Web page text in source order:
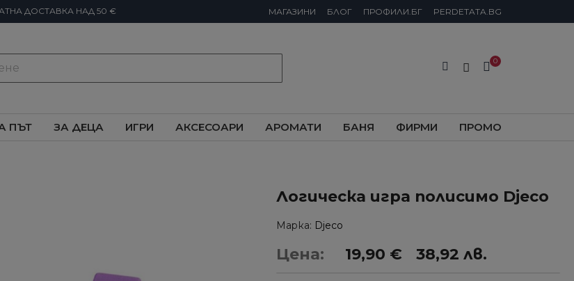
ДОСТАВКА НАД 50 € МАГАЗИНИ БЛОГ ПРОФИЛИ.БГ PERDETATA.BG
ПЪТ ЗА ДЕЦА ИГРИ АКСЕСОАРИ АРОМАТИ БАНЯ ФИРМИ ПРОМО
Логическа игра полисимо Djeco
Марка Djeco
Цена: 19,90 € 38,92 лв.